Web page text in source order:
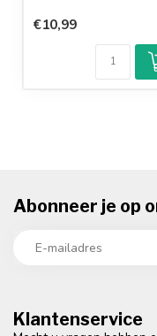
€10,99
Klantenservice
Abonneer je op